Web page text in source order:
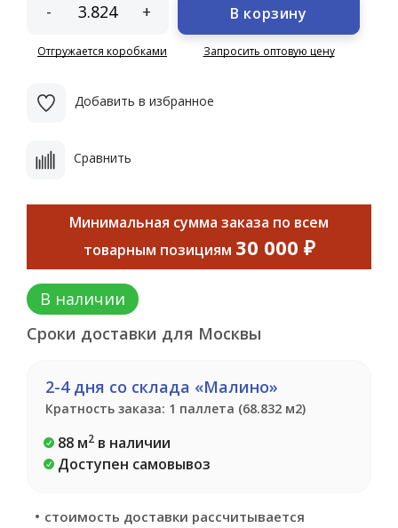
- +
Отгружается коробками
В корзину
Запросить оптовую цену
Добавить в избранное
Сравнить
Минимальная сумма заказа по всем
товарным позициям 30 000 ₽
В наличии
Сроки доставки для Москвы
2-4 дня со склада «Малино»
Кратность заказа: 1 паллета (68.832 м2)
88 м2 в наличии
Доступен самовывоз
стоимость доставки рассчитывается